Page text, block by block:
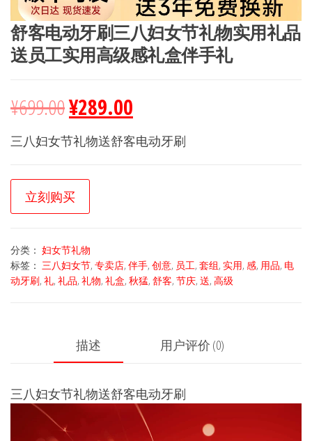
舒客电动牙刷三八妇女节礼物实用礼品
送员工实用高级感礼盒伴手礼
¥699.00¥289.00
三八妇女节礼物送舒客电动牙刷
立刻购买
分类： 妇女节礼物
标签： 三八妇女节, 专卖店, 伴手, 创意, 员工, 套组, 实用, 感, 用品, 电
动牙刷, 礼, 礼品, 礼物, 礼盒, 秋猛, 舒客, 节庆, 送, 高级
描述 用户评价 (0)
三八妇女节礼物送舒客电动牙刷